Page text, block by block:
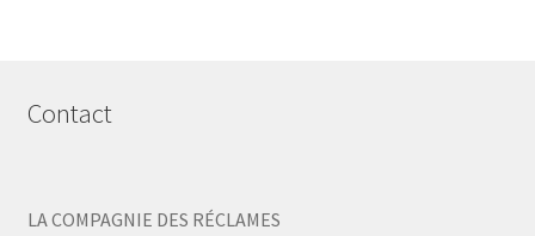
Contact
LA COMPAGNIE DES RÉCLAMES